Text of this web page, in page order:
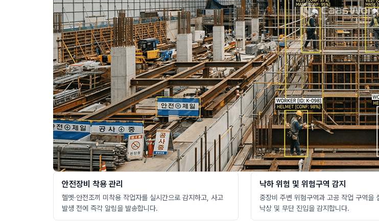
안전장비 착용 관리
헬멧·안전조끼 미착용 작업자를 실시간으로 감지하고, 사고
발생 전에 즉각 알림을 발송합니다.
낙하 위험 및 위험구역 감지
중장비 주변 위험구역과 고공 작업 구역을
낙상 및 무단 진입을 감지합니다.